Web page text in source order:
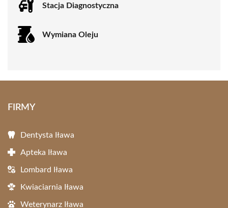
Stacja Diagnostyczna
Wymiana Oleju
FIRMY
Dentysta Iława
Apteka Iława
Lombard Iława
Kwiaciarnia Iława
Weterynarz Iława